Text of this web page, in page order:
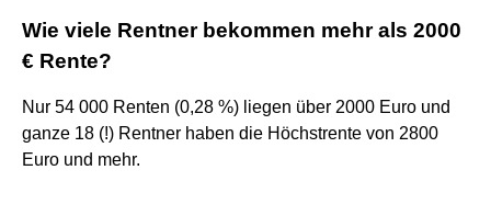
Wie viele Rentner bekommen mehr als 2000
€ Rente?
Nur 54 000 Renten (0,28 %) liegen über 2000 Euro und
ganze 18 (!) Rentner haben die Höchstrente von 2800
Euro und mehr.